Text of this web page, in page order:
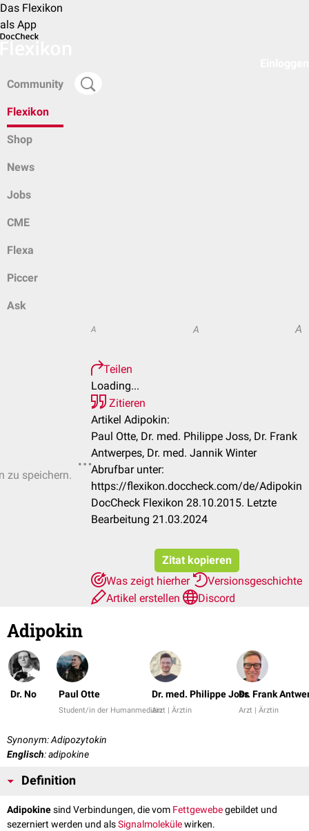
Das Flexikon
als App
Community
Flexikon
Shop
News
Jobs
CME
Flexa
Piccer
Ask
zu speichern.
A A A
Teilen
Loading...
Zitieren
Artikel Adipokin:
Paul Otte, Dr. med. Philippe Joss, Dr. Frank
Antwerpes, Dr. med. Jannik Winter
Abrufbar unter:
https://flexikon.doccheck.com/de/Adipokin
DocCheck Flexikon 28.10.2015. Letzte
Bearbeitung 21.03.2024
Zitat kopieren
Was zeigt hierher
Versionsgeschichte
Artikel erstellen
Discord
Adipokin
Dr. No Paul Otte
Student/in der Humanmedizin
Dr. med. Philippe Joss
Arzt | Ärztin
Dr. Frank
Arzt | Ärztin
Synonym: Adipozytokin
Englisch: adipokine
Definition
Adipokinesind Verbindungen, die vom Fettgewebegebildet und
sezerniert werden und alsSignalmolekülewirken.